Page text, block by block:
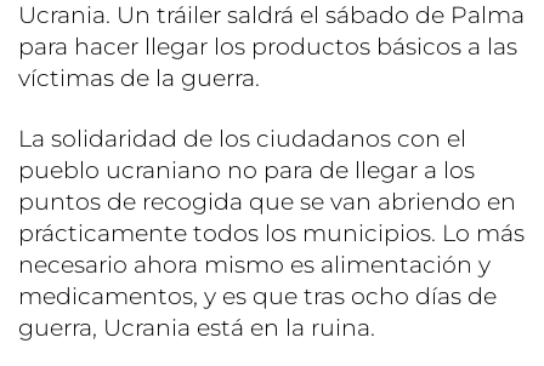
Ucrania. Un tráiler saldrá el sábado de Palma
para hacer llegar los productos básicos a las
víctimas de la guerra.
La solidaridad de los ciudadanos con el
pueblo ucraniano no para de llegar a los
puntos de recogida que se van abriendo en
prácticamente todos los municipios. Lo más
necesario ahora mismo es alimentación y
medicamentos, y es que tras ocho días de
guerra, Ucrania está en la ruina.